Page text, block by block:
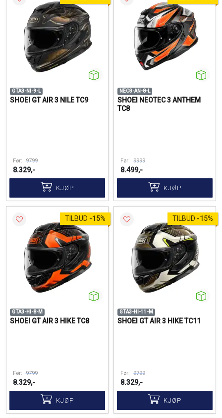
GTA3-NI-9-L
SHOEI GT AIR 3 NILE TC9
Før: 9799
8.329,-
KJØP
NEO3-AN-8-L
SHOEI NEOTEC 3 ANTHEM
TC8
Før: 9999
8.499,-
KJØP
TILBUD -15%
GTA3-HI-8-M
SHOEI GT AIR 3 HIKE TC8
Før: 9799
8.329,-
KJØP
TILBUD -15%
GTA3-HI-11-M
SHOEI GT AIR 3 HIKE TC11
Før: 9799
8.329,-
KJØP